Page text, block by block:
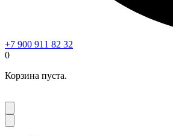
+7 900 911 82 32
0
Корзина пуста.